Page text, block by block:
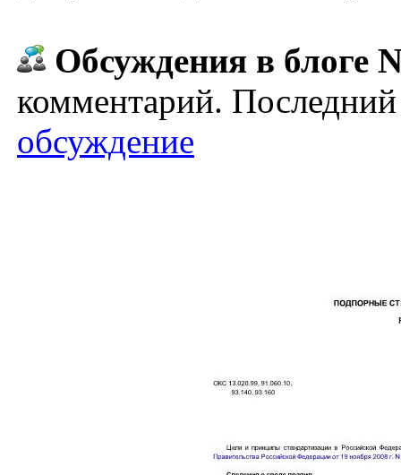
Обсуждения в блоге
комментарий.
обсуждение